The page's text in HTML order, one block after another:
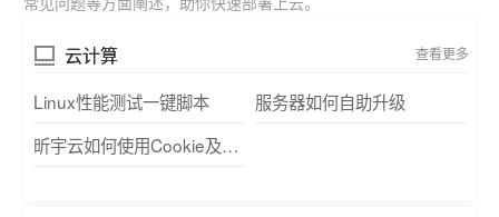
云计算 查看更多
Linux性能测试一键脚本
服务器如何自助升级
昕宇云如何使用Cookie及类似技术